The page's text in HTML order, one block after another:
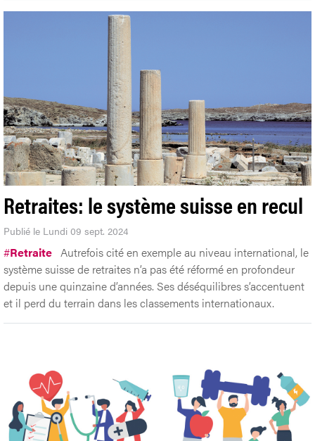
Retraites: le système suisse en recul
Publié le Lundi 09 sept. 2024
#Retraite Autrefois cité en exemple au niveau international, le
système suisse de retraites n’a pas été réformé en profondeur
depuis une quinzaine d’années. Ses déséquilibres s’accentuent
et il perd du terrain dans les classements internationaux.